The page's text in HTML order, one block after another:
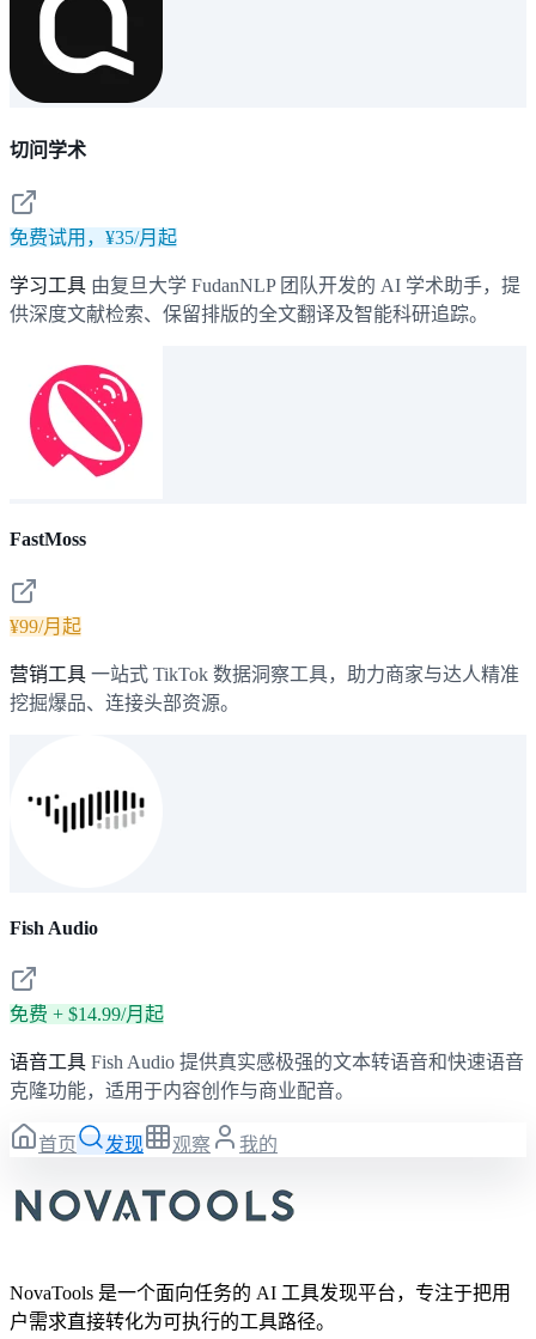
切问学术
免费试用，¥35/月起
学习工具 由复旦大学 FudanNLP 团队开发的 AI 学术助手，提
供深度文献检索、保留排版的全文翻译及智能科研追踪。
FastMoss
¥99/月起
营销工具 一站式 TikTok 数据洞察工具，助力商家与达人精准
挖掘爆品、连接头部资源。
Fish Audio
免费 + $14.99/月起
语音工具 Fish Audio 提供真实感极强的文本转语音和快速语音
克隆功能，适用于内容创作与商业配音。
首页 发现 观察 我的
NovaTools 是一个面向任务的 AI 工具发现平台，专注于把用
户需求直接转化为可执行的工具路径。